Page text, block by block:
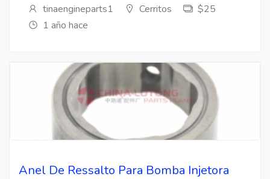
tinaengineparts1
Cerritos
$25
1 año hace
Anel De Ressalto Para Bomba Injetora